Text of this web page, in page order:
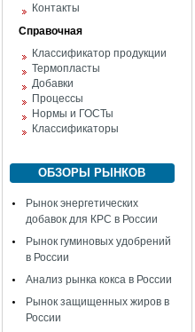
Контакты
Справочная
Классификатор продукции
Термопласты
Добавки
Процессы
Нормы и ГОСТы
Классификаторы
ОБЗОРЫ РЫНКОВ
Рынок энергетических
добавок для КРС в России
Рынок гуминовых удобрений
в России
Анализ рынка кокса в России
Рынок защищенных жиров в
России